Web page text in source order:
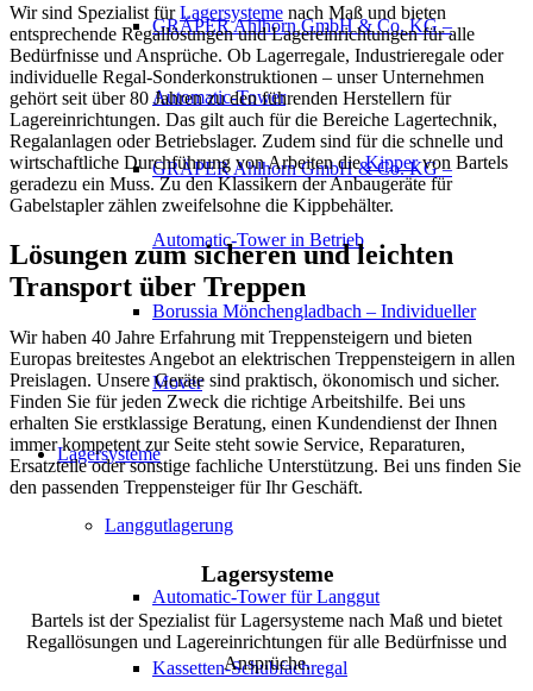
GRÄPER Ahlhorn GmbH & Co. KG –
Automatic-Tower
GRÄPER Ahlhorn GmbH & Co. KG –
Automatic-Tower in Betrieb
Borussia Mönchengladbach – Individueller
Mover
Lagersysteme
Langgutlagerung
Automatic-Tower für Langgut
Kassetten-Schubfachregal
Wir sind Spezialist fürLagersysteme nach Maß und bieten
entsprechende Regallösungen und Lagereinrichtungen für alle
Bedürfnisse und Ansprüche. Ob Lagerregale, Industrieregale oder
individuelle Regal-Sonderkonstruktionen – unser Unternehmen
gehört seit über 80 Jahren zu den führenden Herstellern für
Lagereinrichtungen. Das gilt auch für die Bereiche Lagertechnik,
Regalanlagen oder Betriebslager. Zudem sind für die schnelle und
wirtschaftliche Durchführung von Arbeiten dieKippervon Bartels
geradezu ein Muss. Zu den Klassikern der Anbaugeräte für
Gabelstapler zählen zweifelsohne die Kippbehälter.
Lösungen zum sicheren und leichten
Transport über Treppen
Wir haben 40 Jahre Erfahrung mit Treppensteigern und bieten
Europas breitestes Angebot an elektrischen Treppensteigern in allen
Preislagen. Unsere Geräte sind praktisch, ökonomisch und sicher.
Finden Sie für jeden Zweck die richtige Arbeitshilfe. Bei uns
erhalten Sie erstklassige Beratung, einen Kundendienst der Ihnen
immer kompetent zur Seite steht sowie Service, Reparaturen,
Ersatzteile oder sonstige fachliche Unterstützung. Bei uns finden Sie
den passenden Treppensteiger für Ihr Geschäft.
Lagersysteme
Bartels ist der Spezialist für Lagersysteme nach Maß und bietet
Regallösungen und Lagereinrichtungen für alle Bedürfnisse und
Ansprüche.